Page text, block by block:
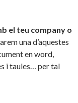
el teu company o
una d’aquestes
en word,
i taules… per tal